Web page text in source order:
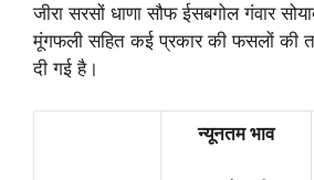
जीरा सरसों धाणा सौफ ईसबगोल गंवार
मूंगफली सहित कई प्रकार की फसलों की
दी गई है।
न्यूनतम भाव